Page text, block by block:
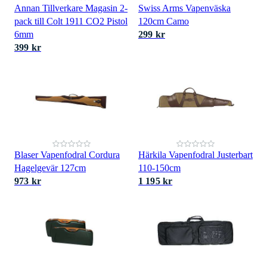
Annan Tillverkare Magasin 2-
pack till Colt 1911 CO2 Pistol
6mm
399 kr
Swiss Arms Vapenväska
120cm Camo
299 kr
Blaser Vapenfodral Cordura
Hagelgevär 127cm
973 kr
Härkila Vapenfodral Justerbart
110-150cm
1 195 kr